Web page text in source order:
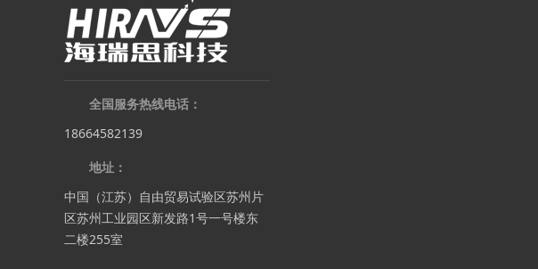
全国服务热线电话：
18664582139
地址：
中国（江苏）自由贸易试验区苏州片
区苏州工业园区新发路1号一号楼东
二楼255室